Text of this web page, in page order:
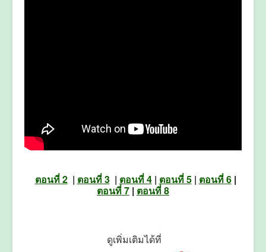
ตอนที่ 2| ตอนที่ 3| ตอนที่ 4| ตอนที่ 5| ตอนที่ 6 |
ตอนที่ 7 | ตอนที่ 8
ดูเพิ่มเติมได้ที่